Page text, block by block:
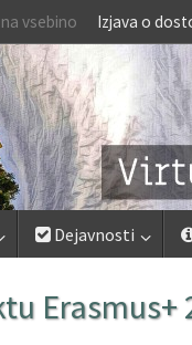
vsebino Izjava o
Dejavnosti
Erasmus+